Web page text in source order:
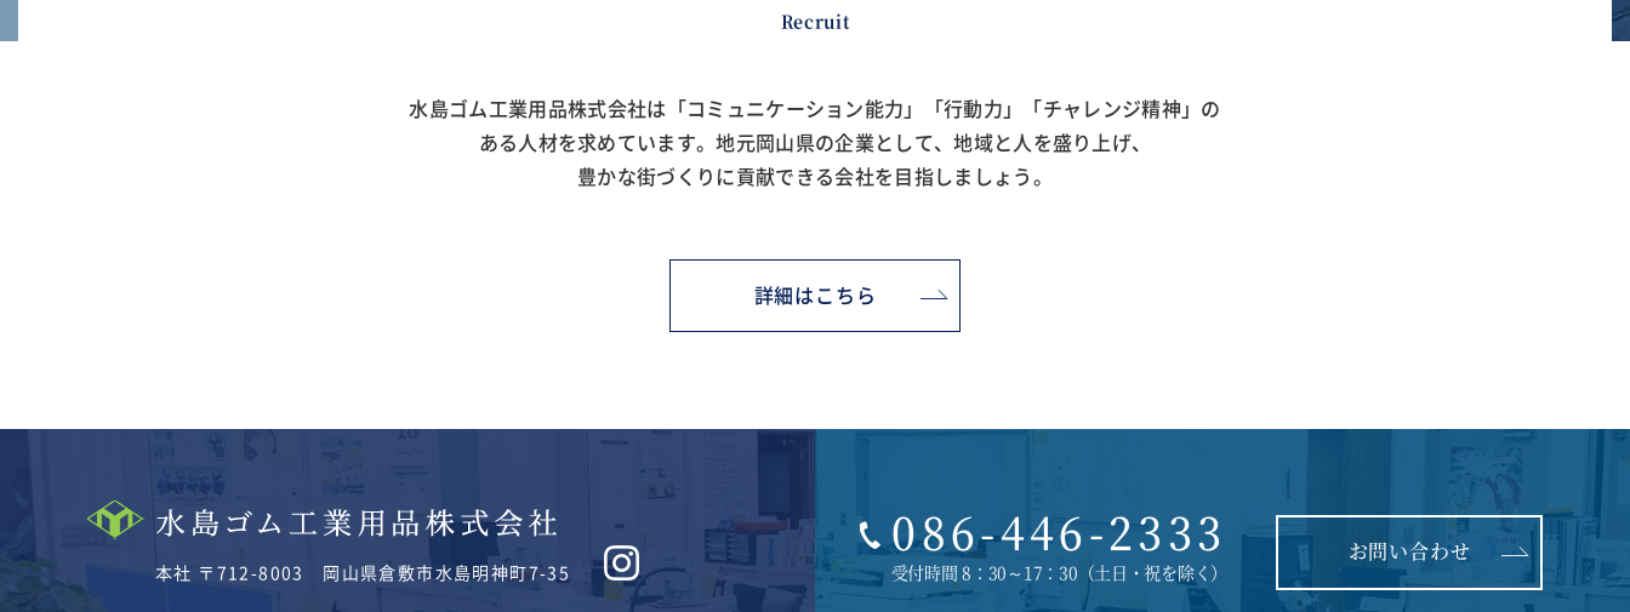
Recruit
水島ゴム工業用品株式会社は「コミュニケーション能力」「行動力」「チャレンジ精神」の
ある人材を求めています。地元岡山県の企業として、地域と人を盛り上げ、
豊かな街づくりに貢献できる会社を目指しましょう。
詳細はこちら
本社 〒712-8003 岡山県倉敷市水島明神町7-35
086-446-2333
受付時間 8：30～17：30（土日・祝を除く）
お問い合わせ